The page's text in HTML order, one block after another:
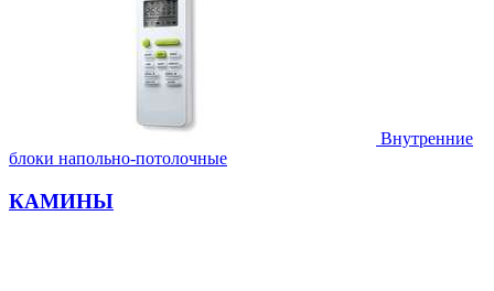
Внутренние
блоки напольно-потолочные
КАМИНЫ